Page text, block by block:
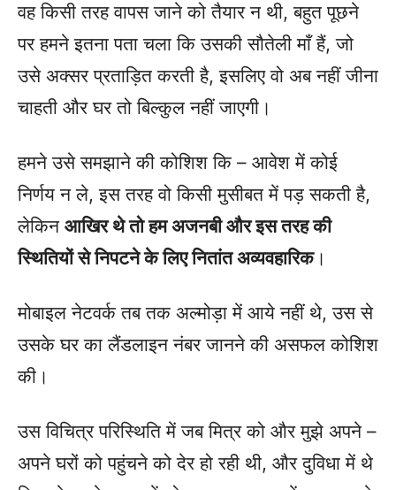
वह किसी तरह वापस जाने को तैयार न थी, बहुत पूछने
पर हमने इतना पता चला कि उसकी सौतेली माँ हैं, जो
उसे अक्सर प्रताड़ित करती है, इसलिए वो अब नहीं जीना
चाहती और घर तो बिल्कुल नहीं जाएगी।
हमने उसे समझाने की कोशिश कि – आवेश में कोई
निर्णय न ले, इस तरह वो किसी मुसीबत में पड़ सकती है,
लेकिन आखिर थे तो हम अजनबी और इस तरह की
स्थितियों से निपटने के लिए नितांत अव्यवहारिक।
मोबाइल नेटवर्क तब तक अल्मोड़ा में आये नहीं थे, उस से
उसके घर का लैंडलाइन नंबर जानने की असफल कोशिश
की।
उस विचित्र परिस्थिति में जब मित्र को और मुझे अपने –
अपने घरों को पहुंचने को देर हो रही थी, और दुविधा में थे